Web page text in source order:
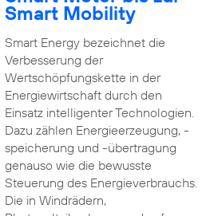
Smart Mobility
Smart Energy bezeichnet die
Verbesserung der
Wertschöpfungskette in der
Energiewirtschaft durch den
Einsatz intelligenter Technologien.
Dazu zählen Energieerzeugung, -
speicherung und -übertragung
genauso wie die bewusste
Steuerung des Energieverbrauchs.
Die in Windrädern,